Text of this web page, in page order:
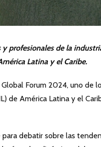
profesionales de la
Latina y el Caribe.
Forum 2024, uno de
de América Latina y el
debatir sobre las